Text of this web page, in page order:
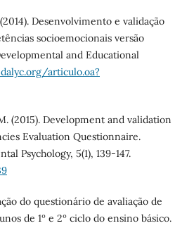
Desenvolvimento e validação
socioemocionais versão
and Educational
articulo.oa?
(2015). Development and validation
Evaluation Questionnaire.
Psychology, 5(1), 139-147.
do questionário de avaliação de
de 1º e 2º ciclo do ensino básico.